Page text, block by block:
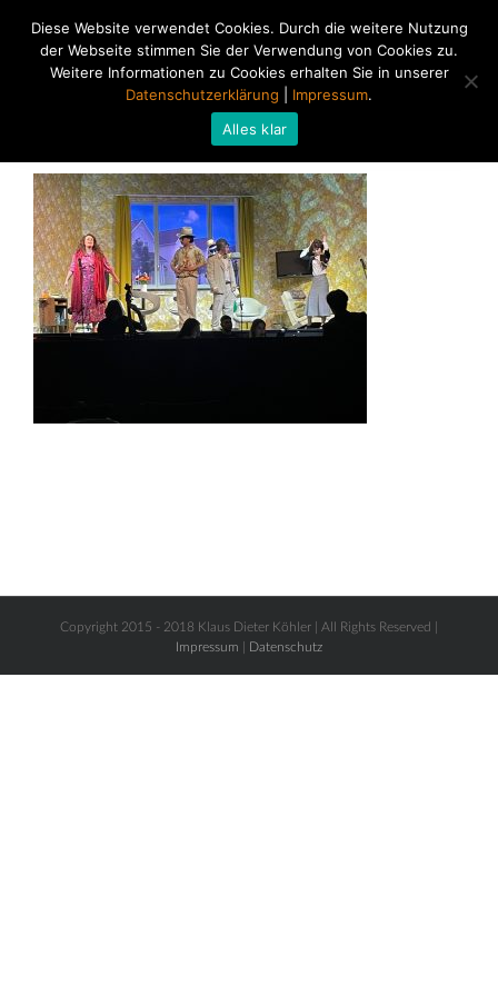
Copyright 2015 - 2018 Klaus Dieter Köhler | All Rights Reserved |
Impressum
Datenschutz
Diese Website verwendet Cookies. Durch die weitere Nutzung
der Webseite stimmen Sie der Verwendung von Cookies zu.
Weitere Informationen zu Cookies erhalten Sie in unserer
Datenschutzerklärung
Impressum.
Alles klar